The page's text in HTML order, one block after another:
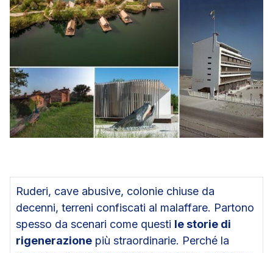
Ruderi, cave abusive, colonie chiuse da
decenni, terreni confiscati al malaffare. Partono
spesso da scenari come questi le storie di
rigenerazione più straordinarie. Perché la